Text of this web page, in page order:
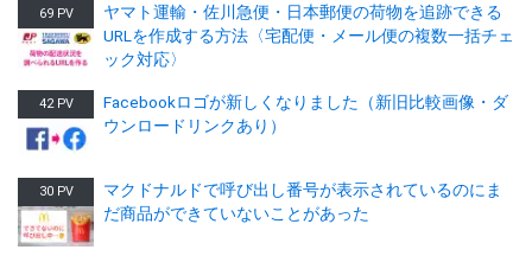
69 PV
ヤマト運輸・佐川急便・日本郵便の荷物を追跡できる
URLを作成する方法〈宅配便・メール便の複数一括チェ
ック対応〉
42 PV
Facebookロゴが新しくなりました（新旧比較画像・ダ
ウンロードリンクあり）
30 PV
マクドナルドで呼び出し番号が表示されているのにま
だ商品ができていないことがあった